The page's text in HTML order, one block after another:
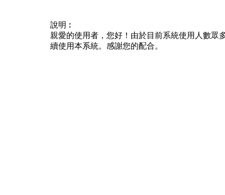
說明︰
親愛的使用者，您好！由於目前系統使用人數眾
續使用本系統。感謝您的配合。